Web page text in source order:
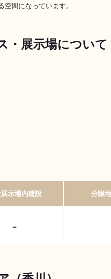
間になっています。
・展示場について
示場内建設 分譲
-